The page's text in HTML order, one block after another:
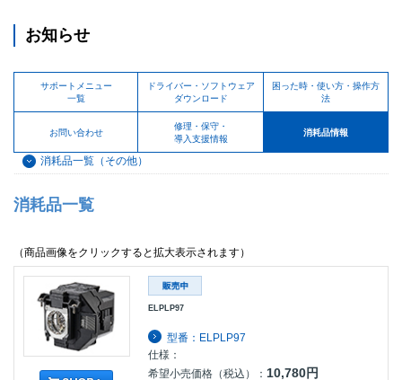
お知らせ
サポートメニュー
一覧
ドライバー・ソフトウェア
ダウンロード
困った時・使い方・操作方
法
お問い合わせ
修理・保守・
導入支援情報
消耗品情報
消耗品一覧（その他）
消耗品一覧
（商品画像をクリックすると拡大表示されます）
ELPLP97
型番：ELPLP97
仕様：
希望小売価格（税込）： 10,780円